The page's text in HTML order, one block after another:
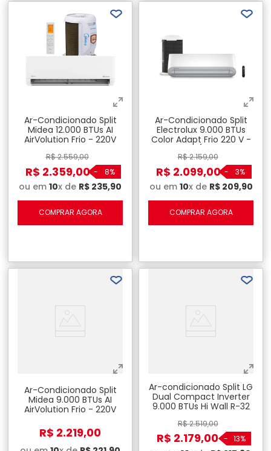
Ar-Condicionado Split
Midea 12.000 BTUs AI
AirVolution Frio - 220V
R$2.559,00
R$ 2.359,00 - 8%
ou em 10x de R$ 235,90
COMPRAR AGORA
Ar-Condicionado Split
Electrolux 9.000 BTUs
Color Adapt Frio 220 V -
R$2.159,00
R$ 2.099,00 - 3%
ou em 10x de R$ 209,90
COMPRAR AGORA
Ar-Condicionado Split
Midea 9.000 BTUs AI
AirVolution Frio - 220V
R$ 2.219,00
Ar-condicionado Split LG
Dual Compact Inverter
9.000 BTUs Hi Wall R-32
R$2.519,00
R$ 2.179,00 - 13%